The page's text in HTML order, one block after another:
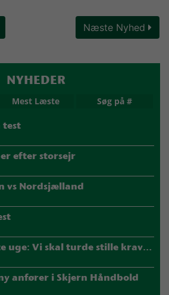
Næste Nyhed
NYHEDER
Mest Læste Søg på #
test
efter storsejr
vs Nordsjælland
Carlén efter første uge: Vi skal turde stille krav til hinanden
anfører i Skjern Håndbold